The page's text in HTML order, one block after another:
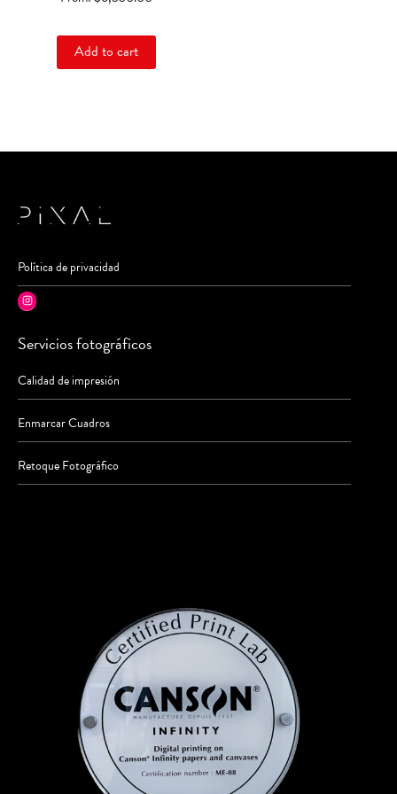
Add to cart
Política de privacidad
Instagram
Servicios fotográficos
Calidad de impresión
Enmarcar Cuadros
Retoque Fotográfico